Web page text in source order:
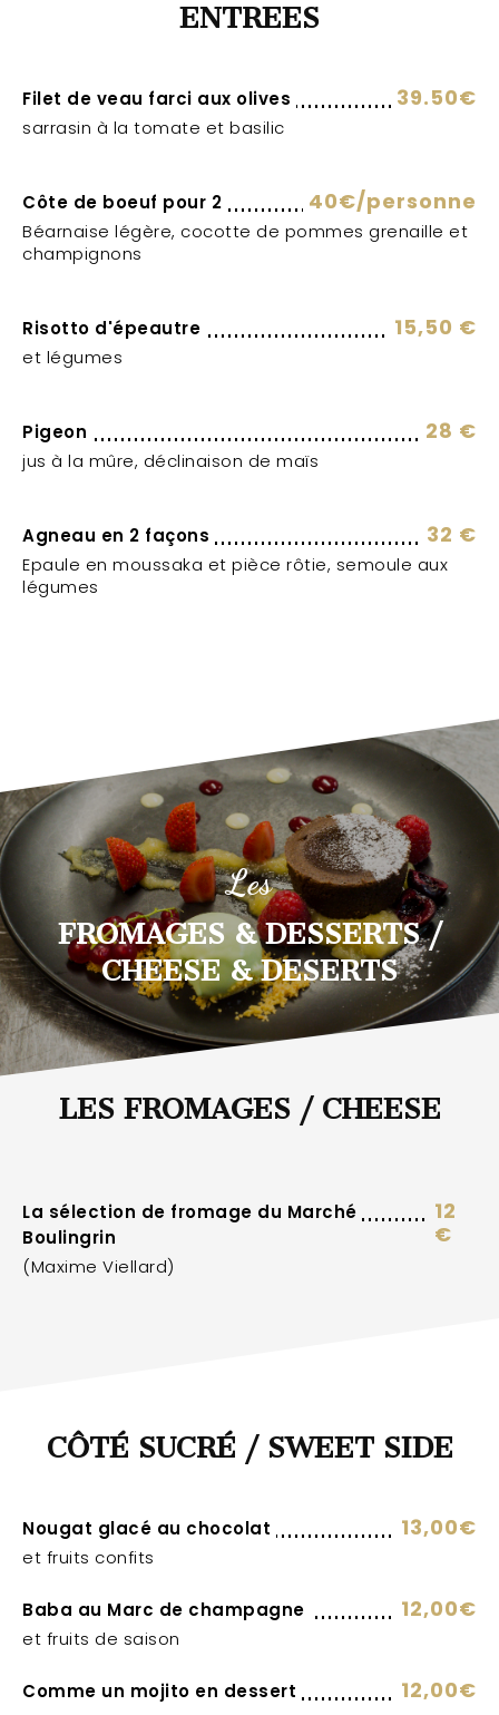
ENTREES
Filet de veau farci aux olives 39.50€
sarrasin à la tomate et basilic
Côte de boeuf pour 2 40€/personne
Béarnaise légère, cocotte de pommes grenaille et
champignons
Risotto d'épeautre 15,50 €
et légumes
Pigeon 28 €
jus à la mûre, déclinaison de maïs
Agneau en 2 façons 32 €
Epaule en moussaka et pièce rôtie, semoule aux
légumes
Les
FROMAGES & DESSERTS /
CHEESE & DESERTS
LES FROMAGES / CHEESE
La sélection de fromage du Marché
Boulingrin
12
€
(Maxime Viellard)
CÔTÉ SUCRÉ / SWEET SIDE
Nougat glacé au chocolat 13,00€
et fruits confits
Baba au Marc de champagne 12,00€
et fruits de saison
Comme un mojito en dessert 12,00€